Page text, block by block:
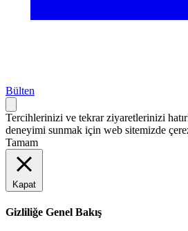
Bülten
Tercihlerinizi ve tekrar ziyaretlerinizi
deneyimi sunmak için web sitemizde
Tamam
Kapat
Gizliliğe Genel Bakış